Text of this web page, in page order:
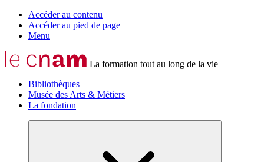
Accéder au contenu
Accéder au pied de page
Menu
La formation tout au long de la vie
Bibliothèques
Musée des Arts & Métiers
La fondation